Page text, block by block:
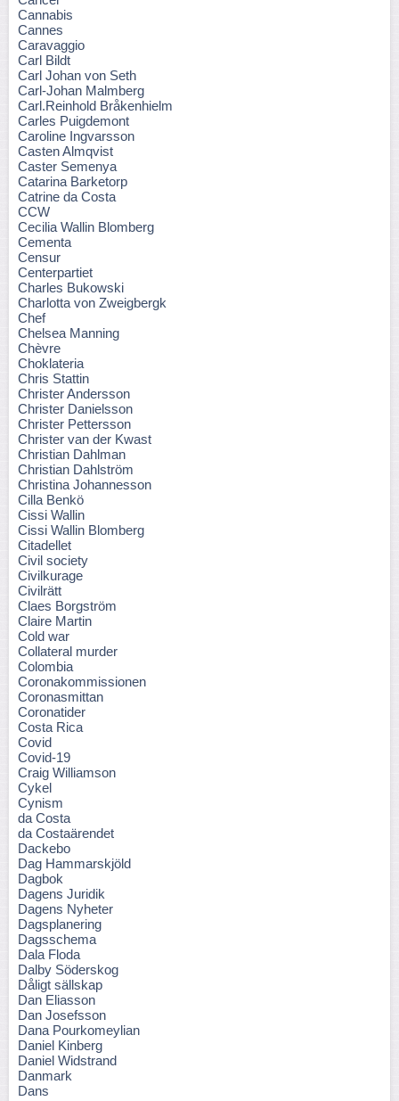
Cannabis
Cannes
Caravaggio
Carl Bildt
Carl Johan von Seth
Carl-Johan Malmberg
Carl.Reinhold Bråkenhielm
Carles Puigdemont
Caroline Ingvarsson
Casten Almqvist
Caster Semenya
Catarina Barketorp
Catrine da Costa
CCW
Cecilia Wallin Blomberg
Cementa
Censur
Centerpartiet
Charles Bukowski
Charlotta von Zweigbergk
Chef
Chelsea Manning
Chèvre
Choklateria
Chris Stattin
Christer Andersson
Christer Danielsson
Christer Pettersson
Christer van der Kwast
Christian Dahlman
Christian Dahlström
Christina Johannesson
Cilla Benkö
Cissi Wallin
Cissi Wallin Blomberg
Citadellet
Civil society
Civilkurage
Civilrätt
Claes Borgström
Claire Martin
Cold war
Collateral murder
Colombia
Coronakommissionen
Coronasmittan
Coronatider
Costa Rica
Covid
Covid-19
Craig Williamson
Cykel
Cynism
da Costa
da Costaärendet
Dackebo
Dag Hammarskjöld
Dagbok
Dagens Juridik
Dagens Nyheter
Dagsplanering
Dagsschema
Dala Floda
Dalby Söderskog
Dåligt sällskap
Dan Eliasson
Dan Josefsson
Dana Pourkomeylian
Daniel Kinberg
Daniel Widstrand
Danmark
Dans